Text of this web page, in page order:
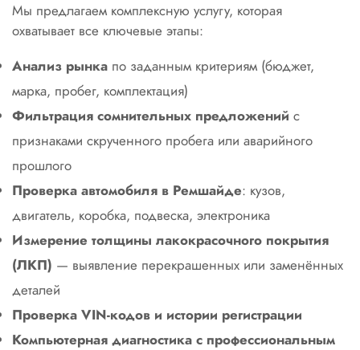
Мы предлагаем комплексную услугу, которая
охватывает все ключевые этапы:
Анализ рынка по заданным критериям (бюджет,
марка, пробег, комплектация)
Фильтрация сомнительных предложений с
признаками скрученного пробега или аварийного
прошлого
Проверка автомобиля в Ремшайде: кузов,
двигатель, коробка, подвеска, электроника
Измерение толщины лакокрасочного покрытия
(ЛКП) — выявление перекрашенных или заменённых
деталей
Проверка VIN-кодов и истории регистрации
Компьютерная диагностика с профессиональным